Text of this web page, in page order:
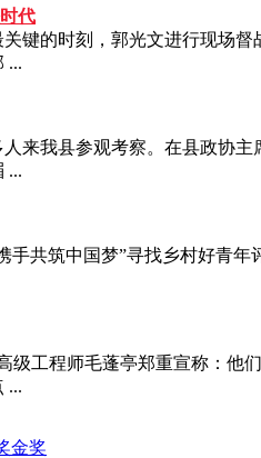
代
键的时刻，郭光文进行现场
...
来我县参观考察。在县政协
...
共筑中国梦”寻找乡村好青
级工程师毛蓬亭郑重宣称：
...
金奖